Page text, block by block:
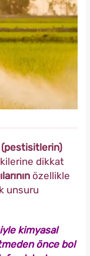
(pestisitlerin)
dikkat
özellikle
unsuru
kimyasal
önce bol